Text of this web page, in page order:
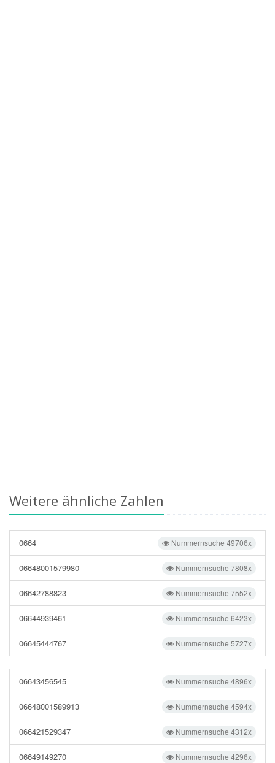
Weitere ähnliche Zahlen
Nummernsuche 49706x
0664
Nummernsuche 7808x
06648001579980
Nummernsuche 7552x
06642788823
Nummernsuche 6423x
06644939461
Nummernsuche 5727x
06645444767
Nummernsuche 4896x
06643456545
Nummernsuche 4594x
06648001589913
Nummernsuche 4312x
066421529347
Nummernsuche 4296x
06649149270